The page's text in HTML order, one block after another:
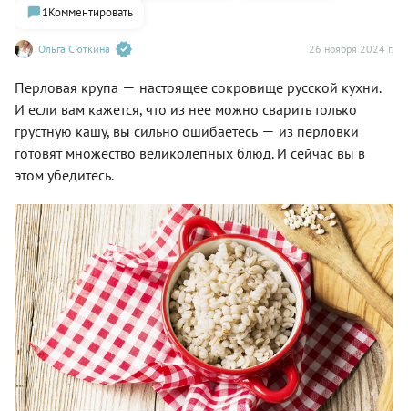
Ольга Сюткина 26 ноября 2024 г.
1Комментировать
Перловая крупа — настоящее сокровище русской кухни.
И если вам кажется, что из нее можно сварить только
грустную кашу, вы сильно ошибаетесь — из перловки
готовят множество великолепных блюд. И сейчас вы в
этом убедитесь.